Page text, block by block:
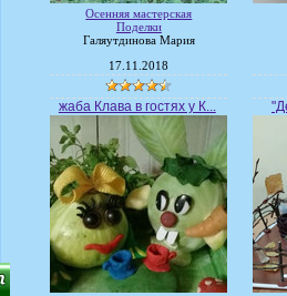
Осенняя мастерская
Поделки
Галяутдинова Мария
17.11.2018
жаба Клава в гостях у К...